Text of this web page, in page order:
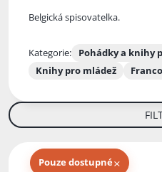
Belgická spisovatelka.
Kategorie:
Pohádky a knihy
Knihy pro mládež
Pouze dostupné×